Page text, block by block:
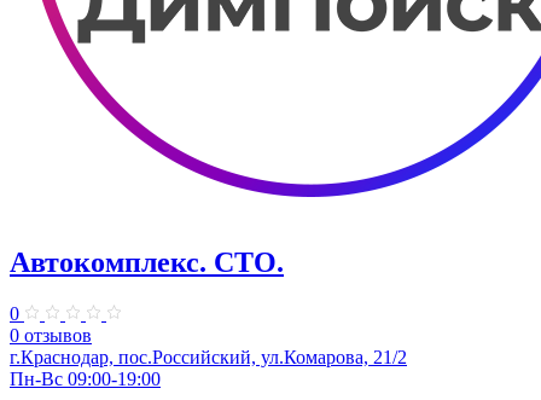
Автокомплекс. СТО.
0
0 отзывов
г.Краснодар, пос.Российский, ул.Комарова, 21/2
Пн-Вс 09:00-19:00